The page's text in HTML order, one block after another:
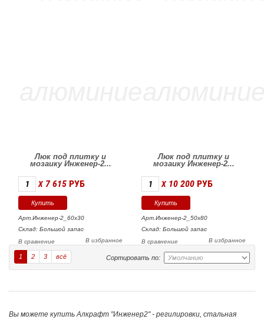
Люк под плитку и
мозаику Инженер-2...
X 7 615 РУБ
Арт.Инженер-2_60х30
Склад: Большой запас
В избранное
В сравнение
Люк под плитку и
мозаику Инженер-2...
X 10 200 РУБ
Арт.Инженер-2_50х80
Склад: Большой запас
В избранное
В сравнение
Сортировать по:
1 2 3 всё
Вы можете купить Алкрафт "Инженер2" - регилировки, стальная